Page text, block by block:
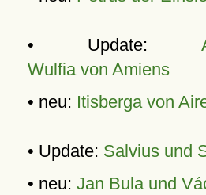
• Update:
Wulfia von Amiens
• neu: Itisberga von
• Update: Salvius und
• neu: Jan Bula und